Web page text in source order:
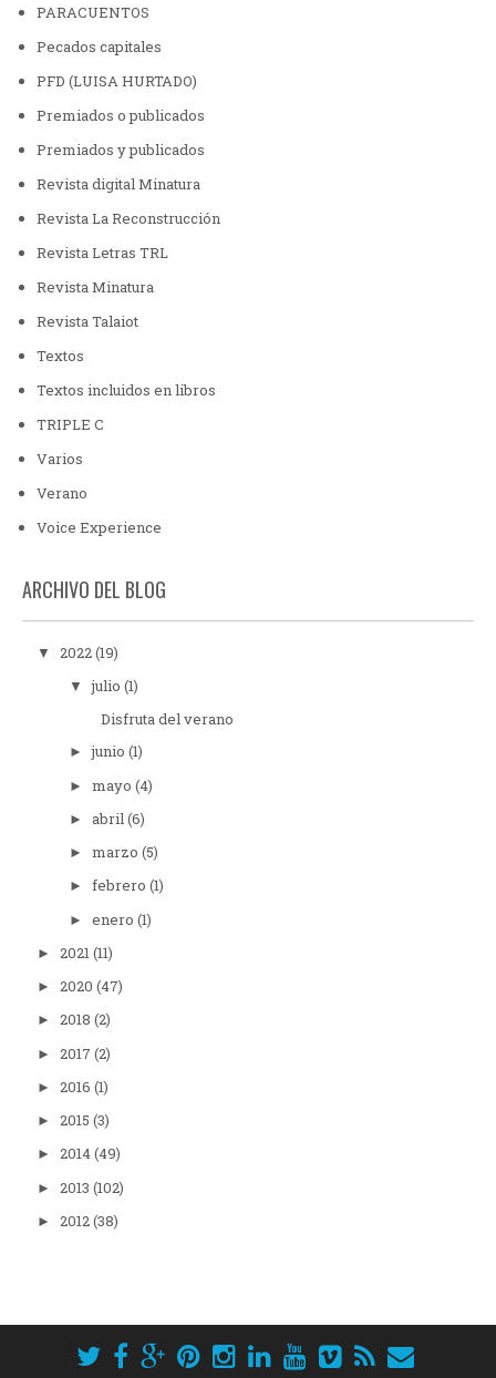
PARACUENTOS
Pecados capitales
PFD (LUISA HURTADO)
Premiados o publicados
Premiados y publicados
Revista digital Minatura
Revista La Reconstrucción
Revista Letras TRL
Revista Minatura
Revista Talaiot
Textos
Textos incluidos en libros
TRIPLE C
Varios
Verano
Voice Experience
ARCHIVO DEL BLOG
▼ 2022(19)
▼julio (1)
Disfruta del verano
►junio (1)
► mayo (4)
► abril(6)
► marzo (5)
► febrero (1)
► enero (1)
► 2021(11)
► 2020 (47)
► 2018 (2)
► 2017 (2)
► 2016 (1)
► 2015 (3)
► 2014(49)
► 2013 (102)
► 2012(38)